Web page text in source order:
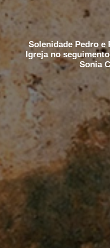
Solenidade Pedro e
Igreja no
Sonia